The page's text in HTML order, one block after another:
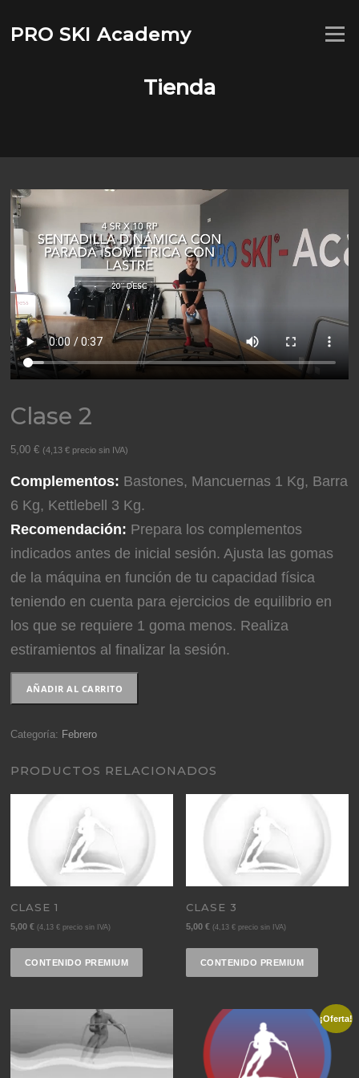
contenido
PRO SKI Academy Menú
Tienda
Clase 2
5,00€ (4,13€ precio sin IVA)
Complementos: Bastones, Mancuernas 1 Kg, Barra
6 Kg, Kettlebell 3 Kg.
Recomendación: Prepara los complementos
indicados antes de inicial sesión. Ajusta las gomas
de la máquina en función de tu capacidad física
teniendo en cuenta para ejercicios de equilibrio en
los que se requiere 1 goma menos. Realiza
estiramientos al finalizar la sesión.
AÑADIR AL CARRITO
Categoría: Febrero
PRODUCTOS RELACIONADOS
CLASE 1
5,00€ (4,13€ precio sin IVA)
CONTENIDO PREMIUM
CLASE 3
5,00€ (4,13€ precio sin IVA)
CONTENIDO PREMIUM
¡Oferta!